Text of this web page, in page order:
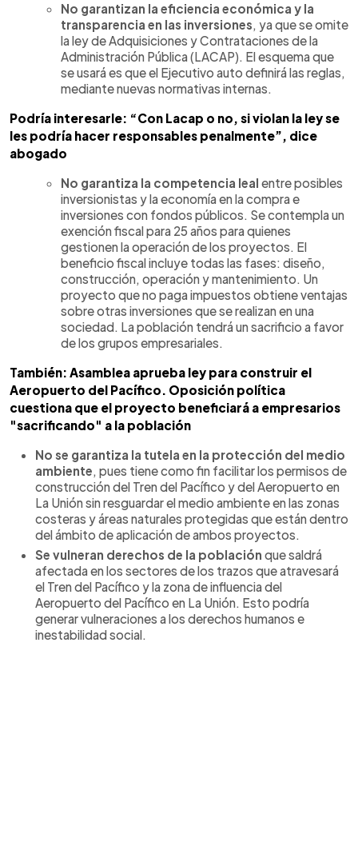
No garantizan la eficiencia económica y la
transparencia en las inversiones, ya que se omite
la ley de Adquisiciones y Contrataciones de la
Administración Pública (LACAP). El esquema que
se usará es que el Ejecutivo auto definirá las reglas,
mediante nuevas normativas internas.
Podría interesarle: “Con Lacap o no, si violan la ley se
les podría hacer responsables penalmente”, dice
abogado
No garantiza la competencia leal entre posibles
inversionistas y la economía en la compra e
inversiones con fondos públicos. Se contempla un
exención fiscal para 25 años para quienes
gestionen la operación de los proyectos. El
beneficio fiscal incluye todas las fases: diseño,
construcción, operación y mantenimiento. Un
proyecto que no paga impuestos obtiene ventajas
sobre otras inversiones que se realizan en una
sociedad. La población tendrá un sacrificio a favor
de los grupos empresariales.
También: Asamblea aprueba ley para construir el
Aeropuerto del Pacífico. Oposición política
cuestiona que el proyecto beneficiará a empresarios
"sacrificando" a la población
No se garantiza la tutela en la protección del medio
ambiente, pues tiene como fin facilitar los permisos de
construcción del Tren del Pacífico y del Aeropuerto en
La Unión sin resguardar el medio ambiente en las zonas
costeras y áreas naturales protegidas que están dentro
del ámbito de aplicación de ambos proyectos.
Se vulneran derechos de la población que saldrá
afectada en los sectores de los trazos que atravesará
el Tren del Pacífico y la zona de influencia del
Aeropuerto del Pacífico en La Unión. Esto podría
generar vulneraciones a los derechos humanos e
inestabilidad social.